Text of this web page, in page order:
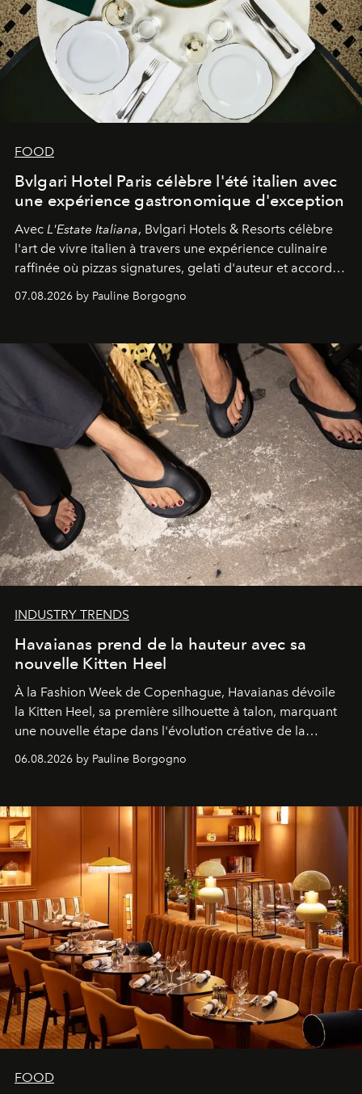
FOOD
Bvlgari Hotel Paris célèbre l'été italien avec
une expérience gastronomique d'exception
Avec L'Estate Italiana, Bvlgari Hotels & Resorts célèbre
l'art de vivre italien à travers une expérience culinaire
raffinée où pizzas signatures, gelati d'auteur et accords
d'exception composent un véritable voyage sensoriel.
07.08.2026 by Pauline Borgogno
INDUSTRY TRENDS
Havaianas prend de la hauteur avec sa
nouvelle Kitten Heel
À la Fashion Week de Copenhague, Havaianas dévoile
la Kitten Heel, sa première silhouette à talon, marquant
une nouvelle étape dans l'évolution créative de la
06.08.2026 by Pauline Borgogno
FOOD